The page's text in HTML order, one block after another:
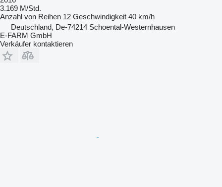
3.169 M/Std.
Anzahl von Reihen 12 Geschwindigkeit 40 km/h
Deutschland, De-74214 Schoental-Westernhausen
E-FARM GmbH
Verkäufer kontaktieren